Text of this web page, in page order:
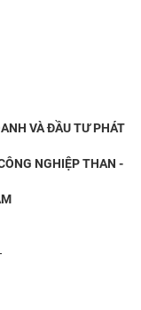
VÀ ĐẦU TƯ PHÁT
NGHIỆP THAN -